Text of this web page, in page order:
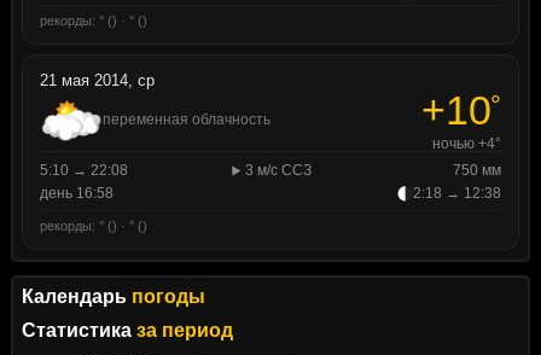
рекорды: ° () · ° ()
21 мая 2014, ср
переменная облачность +10°
ночью +4°
5:10 → 22:08
3 м/с ССЗ
750 мм
день 16:58
2:18 → 12:38
рекорды: ° () · ° ()
Календарь погоды
Статистика за период